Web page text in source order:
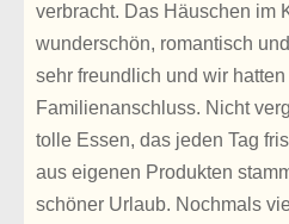
verbracht. Das Häuschen im
wunderschön, romantisch
sehr freundlich und wir
Familienanschluss. Nicht
tolle Essen, das jeden Tag
aus eigenen Produkten
schöner Urlaub. Nochmals